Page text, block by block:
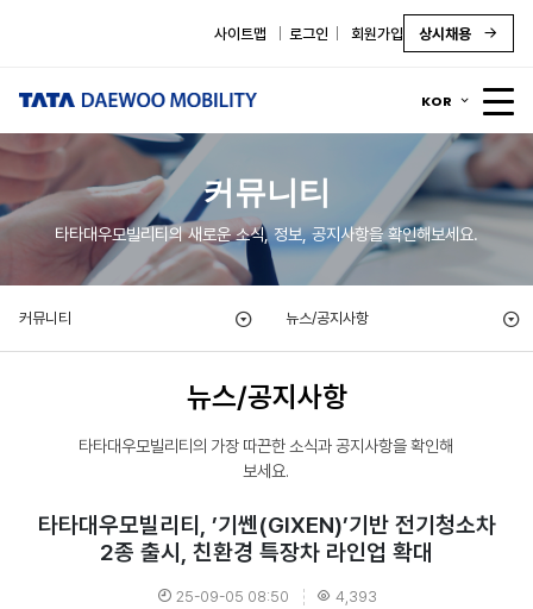
사이트맵 로그인 회원가입 상시채용
KOR
커뮤니티
타타대우모빌리티의 새로운 소식, 정보, 공지사항을 확인해보세요.
커뮤니티 뉴스/공지사항
뉴스/공지사항
타타대우모빌리티의 가장 따끈한 소식과 공지사항을 확인해
보세요.
타타대우모빌리티, ’기쎈(GIXEN)’기반 전기청소차
2종 출시, 친환경 특장차 라인업 확대
25-09-05 08:50 4,393